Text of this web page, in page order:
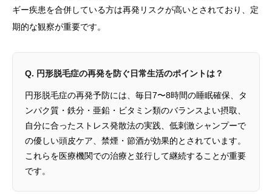
ギー疾患を合併している方は再発リスクが高いとされており、定
期的な観察が重要です。
Q. 円形脱毛症の再発を防ぐ日常生活のポイントは？
円形脱毛症の再発予防には、毎日7〜8時間の睡眠確保、タ
ンパク質・鉄分・亜鉛・ビタミン類のバランスよい摂取、
自分に合ったストレス発散法の実践、低刺激シャンプーで
の優しい頭皮ケア、禁煙・節酒が効果的とされています。
これらを医療機関での治療と並行して継続することが重要
です。